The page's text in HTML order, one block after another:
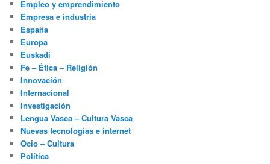
Empleo y emprendimiento
Empresa e industria
España
Europa
Euskadi
Fe – Ética – Religión
Innovación
Internacional
Investigación
Lengua Vasca – Cultura Vasca
Nuevas tecnologías e internet
Ocio – Cultura
Política